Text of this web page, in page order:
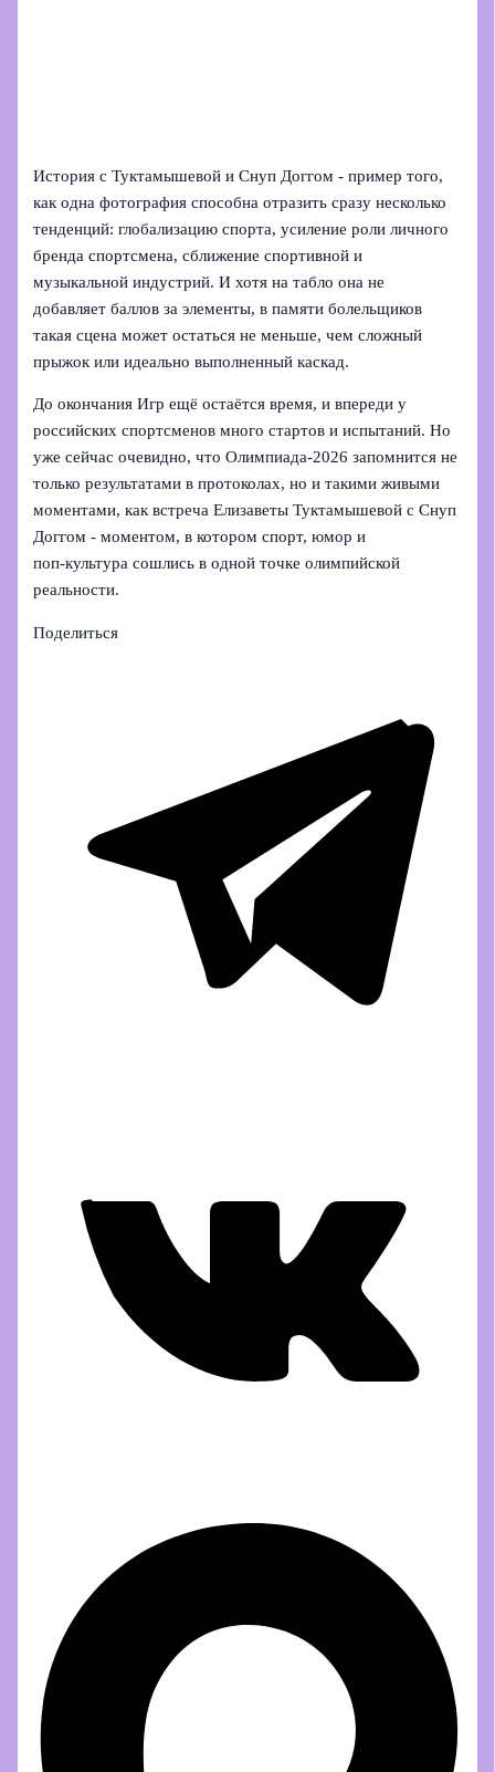
История с Туктамышевой и Снуп Доггом - пример того,
как одна фотография способна отразить сразу несколько
тенденций: глобализацию спорта, усиление роли личного
бренда спортсмена, сближение спортивной и
музыкальной индустрий. И хотя на табло она не
добавляет баллов за элементы, в памяти болельщиков
такая сцена может остаться не меньше, чем сложный
прыжок или идеально выполненный каскад.
До окончания Игр ещё остаётся время, и впереди у
российских спортсменов много стартов и испытаний. Но
уже сейчас очевидно, что Олимпиада‑2026 запомнится не
только результатами в протоколах, но и такими живыми
моментами, как встреча Елизаветы Туктамышевой с Снуп
Доггом - моментом, в котором спорт, юмор и
поп‑культура сошлись в одной точке олимпийской
реальности.
Поделиться